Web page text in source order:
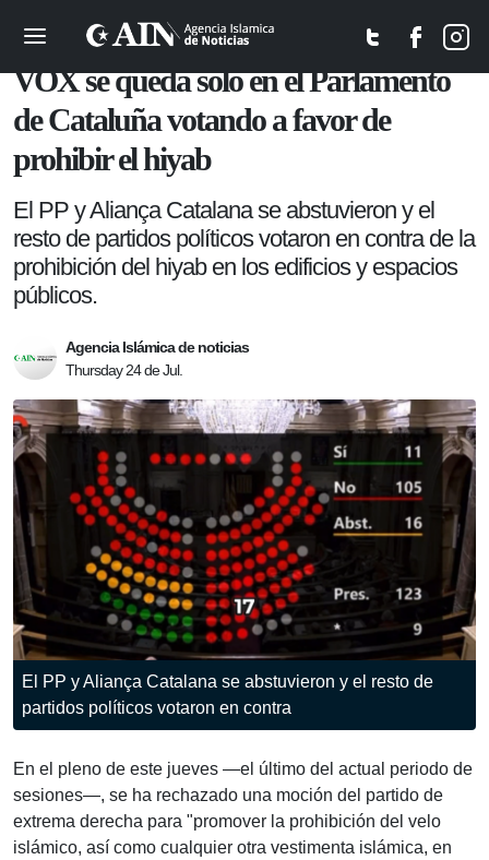
Política
VOX se queda solo en el Parlamento
de Cataluña votando a favor de
prohibir el hiyab
El PP y Aliança Catalana se abstuvieron y el
resto de partidos políticos votaron en contra de la
prohibición del hiyab en los edificios y espacios
públicos.
Agencia Islámica de noticias
Thursday 24 de Jul.
El PP y Aliança Catalana se abstuvieron y el resto de
partidos políticos votaron en contra
En el pleno de este jueves —el último del actual periodo de
sesiones—, se ha rechazado una moción del partido de
extrema derecha para "promover la prohibición del velo
islámico, así como cualquier otra vestimenta islámica, en